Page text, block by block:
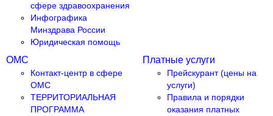
сфере здравоохранения
Инфографика
Минздрава России
Юридическая помощь
ОМС
Контакт-центр в сфере
ОМС
ТЕРРИТОРИАЛЬНАЯ
ПРОГРАММА
Платные услуги
Прейскурант (цены на
услуги)
Правила и порядки
оказания платных